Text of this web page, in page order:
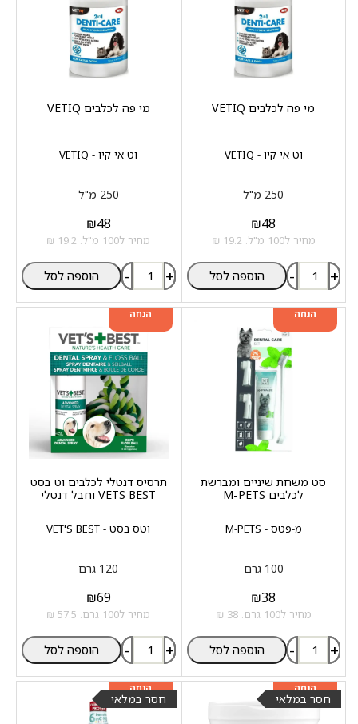
וט אי קיו - VETIQ
מי פה לכלבים VETIQ
250 מ"ל
₪48
מחיר ל100 מ"ל: 19.2 ₪
- + הוספה לסל
וט אי קיו - VETIQ
מי פה לכלבים VETIQ
250 מ"ל
₪48
מחיר ל100 מ"ל: 19.2 ₪
- + הוספה לסל
מוצר שני ב-20%
הנחה
מ-פטס - M-PETS
סט משחת שיניים ומברשת
לכלבים M-PETS
100 גרם
₪38
מחיר ל100 גרם: 38 ₪
- + הוספה לסל
מוצר שני ב-20%
הנחה
וטס בסט - VET'S BEST
תרסיס דנטלי לכלבים וט בסט
VETS BEST וחבל דנטלי
120 גרם
₪69
מחיר ל100 גרם: 57.5 ₪
- + הוספה לסל
מוצר שני ב-20%
הנחה
חסר במלאי
מוצר שני ב-20%
הנחה
חסר במלאי